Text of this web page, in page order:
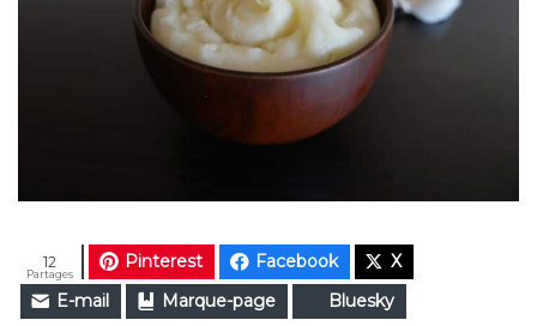
Pinterest Facebook
X
E-mail
Marque-page Bluesky
Partages
12